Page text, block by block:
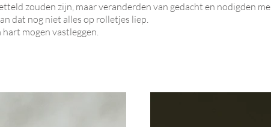
zouden zijn, maar veranderden van gedacht en nodigden me
dat nog niet alles op rolletjes liep.
mogen vastleggen.